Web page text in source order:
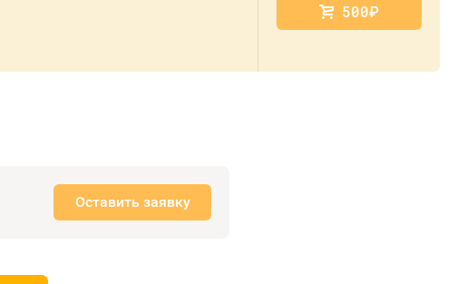
500руб.
Оставить заявку